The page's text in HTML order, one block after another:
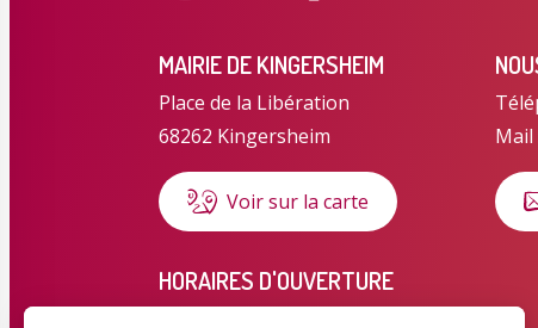
MAIRIE DE KINGERSHEIM
Place de la Libération
68262 Kingersheim
Voir sur la carte
Mail
HORAIRES D'OUVERTURE